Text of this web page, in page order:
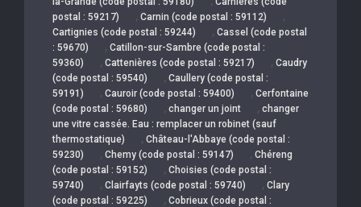
postal : 59217)
, Carnin (code postal : 59112) ,
Cartignies (code postal : 59244) , Cassel (code postal
: 59670)
, Catillon-sur-Sambre (code postal :
59360)
, Cattenières (code postal : 59217) , Caudry
(code postal : 59540)
, Caullery (code postal :
59191)
, Cauroir (code postal : 59400) , Cerfontaine
(code postal : 59680)
, changer un joint , changer
une vitre cassée. Eau : remplacer un robinet (sauf
thermostatique)
, Château-l'Abbaye (code postal :
59230)
, Chemy (code postal : 59147) , Chéreng
(code postal : 59152)
, Choisies (code postal :
59740)
, Clairfayts (code postal : 59740) , Clary
(code postal : 59225)
, Cobrieux (code postal :